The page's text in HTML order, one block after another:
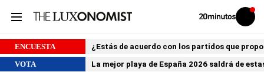
Volver
Iniciar
sesión
ENCUESTA
¿Estás de acuerdo con los partidos que
VOTA
La mejor playa de España 2026 saldrá de